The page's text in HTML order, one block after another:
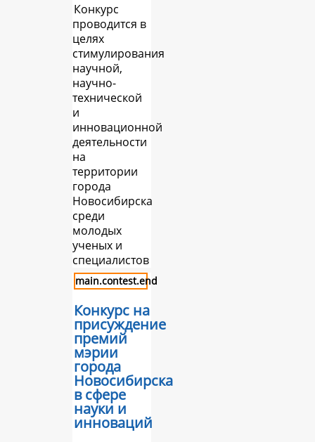
Конкурс
проводится в
целях
стимулирования
научной,
научно-
технической
и
инновационной
деятельности
на
территории
города
Новосибирска
среди
молодых
ученых и
специалистов
main.contest.end
Конкурс на
присуждение
премий
мэрии
города
Новосибирска
в сфере
науки и
инноваций